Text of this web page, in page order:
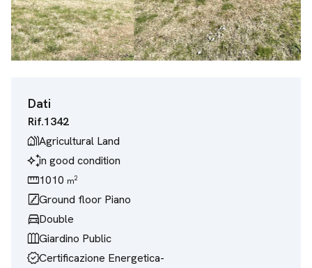
Dati
Rif.1342
holiday_villageAgricultural Land
temp_preferences_customin good condition
straighten1010 m2
stairsGround floor Piano
directions_carDouble
outdoor_gardenGiardino Public
verifiedCertificazione Energetica-